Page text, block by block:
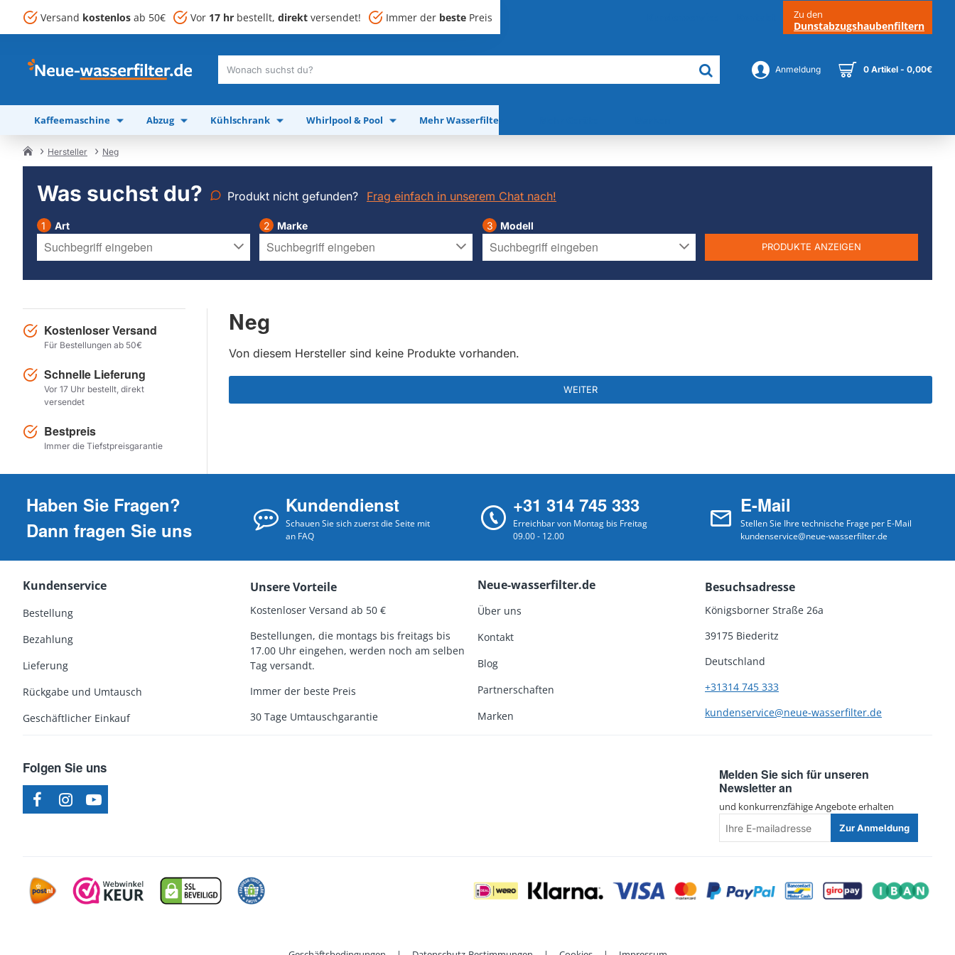
Versand kostenlos ab 50€ Vor 17 hr bestellt, direkt versendet! Immer der beste Preis Zu den
Dunstabzugshaubenfiltern
Wonach
du?
Anmeldung 0 Artikel - 0,00€
Kaffeemaschine Abzug Kühlschrank Whirlpool & Pool Mehr Wasserfilter
Hersteller Neg
Was suchst du? Produkt nicht gefunden? Frag einfach in unserem Chat nach!
Art Marke Modell
PRODUKTE ANZEIGEN
Kostenloser Versand
Für Bestellungen ab 50€
Schnelle Lieferung
Vor 17 Uhr bestellt, direkt
versendet
Bestpreis
Immer die Tiefstpreisgarantie
Neg
Von diesem Hersteller sind keine Produkte vorhanden.
WEITER
Haben Sie Fragen?
Dann fragen Sie uns
Kundendienst
Schauen Sie sich zuerst die Seite mit
an FAQ
+31 314 745 333
Erreichbar von Montag bis Freitag
09.00 - 12.00
E-Mail
Stellen Sie Ihre technische Frage per E-Mail
kundenservice@neue-wasserfilter.de
Kundenservice
Bestellung
Bezahlung
Lieferung
Rückgabe und Umtausch
Geschäftlicher Einkauf
Unsere Vorteile
Kostenloser Versand ab 50 €
Bestellungen, die montags bis freitags bis
17.00 Uhr eingehen, werden noch am selben
Tag versandt.
Immer der beste Preis
30 Tage Umtauschgarantie
Neue-wasserfilter.de
Über uns
Kontakt
Blog
Partnerschaften
Marken
Besuchsadresse
Königsborner Straße 26a
39175 Biederitz
Deutschland
+31314 745 333
kundenservice@neue-wasserfilter.de
Folgen Sie uns
Melden Sie sich für unseren
Newsletter an
und konkurrenzfähige Angebote erhalten
E-
Zur Anmeldung